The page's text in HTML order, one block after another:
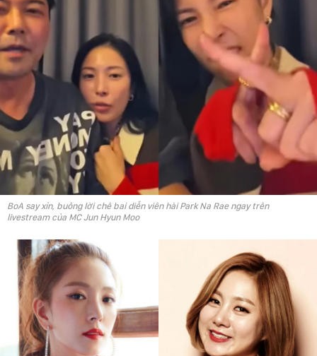
BoA say xỉn, buông lời chê bai diễn viên hài Park Na Rae ngay trên
livestream của MC Jun Hyun Moo